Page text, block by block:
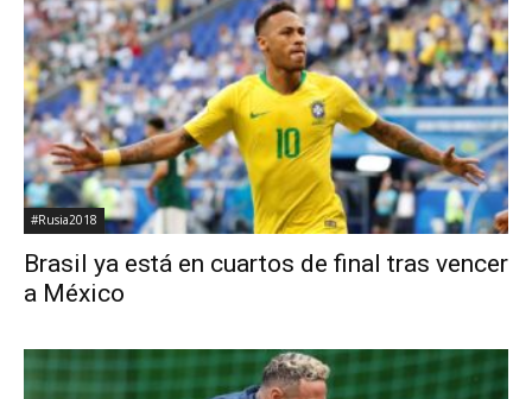
#Rusia2018
Brasil ya está en cuartos de final tras vencer
a México